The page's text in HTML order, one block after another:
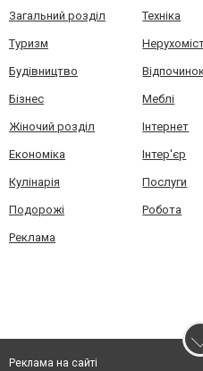
Загальний розділ Техніка
Туризм
Будівництво
Бізнес Меблі
Жіночий розділ Інтернет
Економіка Інтер'єр
Кулінарія Послуги
Подорожі Робота
Реклама
Реклама на сайті